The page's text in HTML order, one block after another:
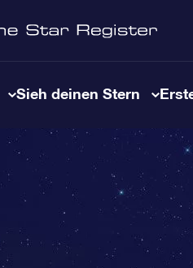
Sieh deinen Stern